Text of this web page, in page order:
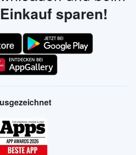
Einkauf sparen!